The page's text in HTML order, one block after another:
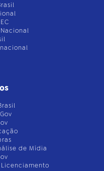
de Mídia